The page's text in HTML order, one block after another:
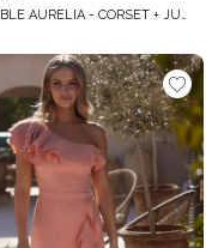
ENSEMBLE AURELIA - CORSET + JUPE